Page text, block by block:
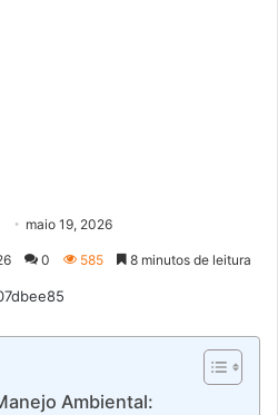
maio 19, 2026
0 585 8 minutos de leitura
Ambiental: